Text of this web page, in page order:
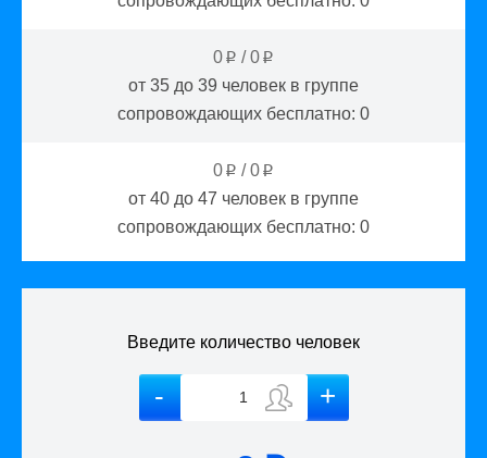
0 p /0 p
от 35 до 39 человек в группе
сопровождающих бесплатно: 0
0 p /0 p
от 40 до 47 человек в группе
сопровождающих бесплатно: 0
Введите количество человек